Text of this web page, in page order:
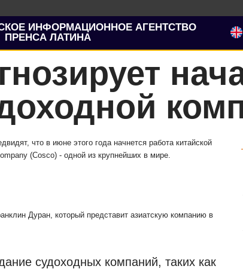
ИНФОРМАЦИОННОЕ АГЕНТСТВО
ПРЕНСА ЛАТИНА
что в июне этого года начнется работа китайской
(Cosco) - одной из крупнейших в мире.
Дуран, который представит азиатскую компанию в
судоходных компаний, таких как